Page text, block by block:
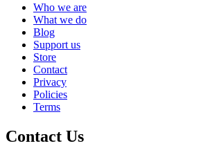
Who we are
What we do
Blog
Support us
Store
Contact
Privacy
Policies
Terms
Contact Us